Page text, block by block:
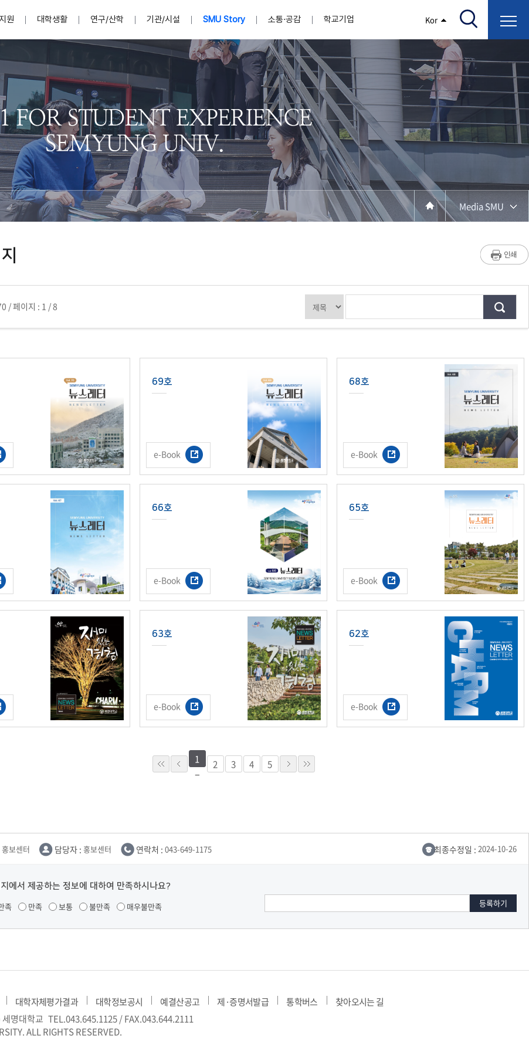
Kor
설립자발자취 이사장인사말 법인소개
자매회사 및 기관
임원현황
이사회(개최, 회의록)
학교법인 임원과 친족관계에 있는 교직원 현황
인사말 역대총장
제8,9대 총장 이용걸
제6,7대 총장 김유성
제5대 총장 김광림
제4대 총장 염재선
건학이념 세명인재상 인재상과 5대핵심역량
1980년대
교목/교화/교가 세명대 UI 대학현황
시설현황
예결산공고(감사보고)
예산공고
결산공고
업무추진비 집행내역
등록금심의위원회 회의록
대학평의원회
대학평의원회
대학평의원회 회의록
기금운용심의회
기금운용심의회
기금운용심의회 회의록
기본방향 비전 및 전략설정과정 발전계획 체계 교육 체계도
교양교육 체계도
비교과 교육체계
캠퍼스투어 오시는길 통학버스 안내
통학버스 운행안내
통학버스 출발장소
입학홈페이지 입학정보통합시스템(합격조회/고지서출력/납부조회)
일반ㆍ경영행정복지대학원 저널리즘대학원
처
취·창업지원처 소개 학생종합경력시스템 세빈샵(온라인학생창업몰)
인문예술대학
미디어콘텐츠창작학과
외국어학부
아트앤산업디자인학과
실내디자인학과
시각·영상디자인학과
패션디자인학과
공연예술학과
영화웹툰애니메이션학과
미디어문화학부
사회과학대학
경찰학과
행정학과
법학과
부동산지적학과
소방방재학과
경영학과
회계세무금융학과
글로벌물류학과
호텔경영학과
관광경영학과
항공서비스학과
AI융합대학
AI컴퓨터학부
스마트IT학부
전기공학과
전자공학과
건축학과
건설환경공학과
환경에너지학과
전기전자공학과
재난안전학과
보건안전공학과
보건바이오대학
간호학과
작업치료학과
임상병리학과
바이오제약산업학부
바이오코스메틱학과
뷰티케어학과
바이오식품영양학부
동물보건학과
생활체육학과
반려동물산업학과
한의과대학 교양대학
연계전공
라이프복지상담학과
원
교직과정안내
교직교육 목적 및 교육목표
이수안내
교직과목 해설
신청서 다운로드
연계전공
연계전공안내
e-Book디자인ㆍ제작학
정밀의료인공지능융합학
화장품생명융합학
천연물소재융합학
AI융합전공
수강신청
수강신청
동일과목전공인정
재수강
수강포기
계절학기
전자출결
강의건물 약자표시
성적
성적열람 및 정정,성적인정
학사경고
특별학점
국내대학 학점교류 전과ㆍ복수(부)전공 마이크로디그리
마이크로디그리 안내
학적변동(휴학·복학·제적·재입학)
휴학
복학
자퇴
제적
재입학
졸업
졸업연기
조기졸업
졸업논문
학년별 수료학점
학적부사항정정 교육과정 CHARM인증제
장학제도 장학캘린더 국가장학금·학자금대출
내 프
학생설계전공 사례
전과/복수(부)·학생설계전공 관련
Q&A
진로 컨설팅 우수사례
전공·진로 안내영상
대학생활
영상
학생상담/심리 권익보호 사회봉사지원센터
센터 및 조직소개
규정집
주요업무
봉사단운영
장애학생지원센터
소개
지원서비스
장애학생도우미
찾아오시는길
학습역량강화
취업진로상담
학생증발급
대학축제 학생자치기구
총학생회
학생커뮤니티 학생사회봉사 학생위원회
서점
우편취급국
복사실
웰니스센터
65번가
통학증(월 정기권) 이용 안내 통학버스 편도(월, 금) 이용 안내
국내외 교류현황 해외프로그램
자기설계 해외배낭연수
대학생 병무행정(군입영) 전역 후 복학 국외여행/유학 병무관련사이트
예비군연대소개 교육훈련안내 훈련연기/보류안내 훈련장 안내
ROTC란
ROTC제도란?
제도의 특징
학군단소개
지휘관 소개
업무담당자 소개
봉사활동
예도
지원안내
지원/선발절차
모집일정
선발요소/배점
지원자격
공지사항
SETOPIA 컴퓨터 실습실 디지털자료실 세명통통 어플리케이션
연구/산학
산학협력단 소개 연구지원 지식재산권 부속기관 정보광장(자료실)
교내학술연구비 지원 국제학술지 논문게재 지원
학술저서발간 지원
국제학술회의 참가경비 지원
학술대회 참가경비 지원 부설연구소 학술회의 개최 경비 지원
세명대학교 연구윤리 생명윤리위원회 동물실험윤리위원회
단
기관/시설
교육혁신·학생성공본부 대학혁신사업단 대학일자리플러스센터 인권센터
교무연구처 기획실 학생처 사무처 입학관리본부 국제교류처
취ㆍ창업지원처
산학협력단
학술정보원 평생교육원 편집방송국 학생생활관 보건진료소
예비군연대
공자학원
연구소 조직
공지사항 및 자료실
연구소 조직
논문집 검색
연구소 조직
구성원소개
산학협력단 지역협력센터 기술사업화센터
중소기업산학협력센터
도심관광활성화센터
화장품·건강기능식품 임상시험센터(SMCTC)
ANCHOR사업단
제천시어린이·사회복지급식관리지원센터
단양군어린이급식관리지원센터
제천시농촌협약지원센터
제천시농촌활력플러스사업추진단
단양군농촌활성화지원센터
제천시탄소중립지원센터
부속제천한방병원
교수노동조합
SMU Story
일반공지 장학 및 학사안내 입찰공고 정보보호
채용공고
교원(강사,겸임교원포함)채용정보
행사안내
학생활동 캠퍼스풍경
온라인접수시스템
대회
소통·공감 학교기업
아카데
다이
또
Media SMU
입학/취업
대학/대학원
학사지원
연구/산학
기관/시설
SMU Story
소통·공감
학교기업
홈페이지가이드
/페이지 : 1 / 8
69호
e-Book
68호
e-Book
66호
e-Book
65호
e-Book
63호
e-Book
62호
e-Book
1 2 3 4 5
홍보센터 담당자 : 홍보센터 연락처 : 043-649-1175 최종수정일 : 2024-10-26
에서 제공하는 정보에 대하여 만족하시나요?
족 만족 보통 불만족 매우불만족
대학자체평가결과 대학정보공시 예결산공고 제·증명서발급 통학버스
찾아오시는 길
명대학교 TEL.043.645.1125 / FAX.043.644.2111
ALL RIGHTS RESERVED.